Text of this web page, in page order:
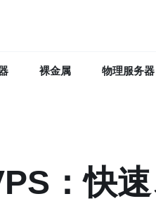
裸金属 物理服务器
：快